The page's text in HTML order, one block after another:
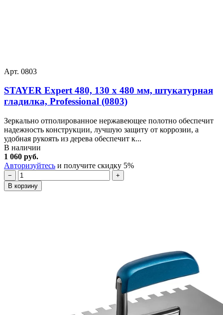
Арт. 0803
STAYER Expert 480, 130 х 480 мм, штукатурная
гладилка, Professional (0803)
Зеркально отполированное нержавеющее полотно обеспечит
надежность конструкции, лучшую защиту от коррозии, а
удобная рукоять из дерева обеспечит к...
В наличии
1 060 руб.
Авторизуйтесь и получите скидку 5%
−
+
В корзину